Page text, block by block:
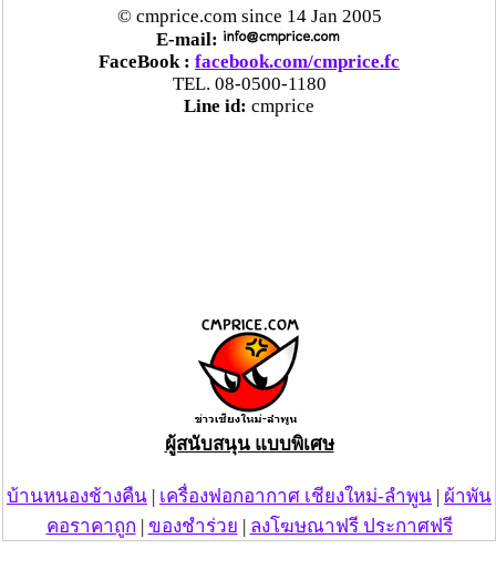
© cmprice.com since 14 Jan 2005
E-mail:
FaceBook : facebook.com/cmprice.fc
TEL. 08-0500-1180
Line id: cmprice
ผู้สนับสนุน แบบพิเศษ
บ้านหนองช้างคืน | เครื่องฟอกอากาศ เชียงใหม่-ลำพูน | ผ้าพัน
คอราคาถูก | ของชำร่วย | ลงโฆษณาฟรี ประกาศฟรี